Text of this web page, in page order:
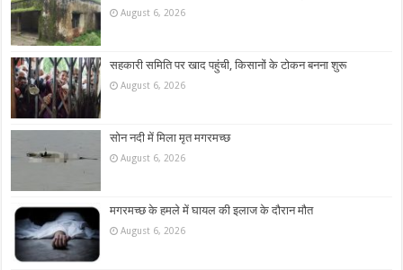
August 6, 2026
सहकारी समिति पर खाद पहुंची, किसानों के टोकन बनना शुरू
August 6, 2026
सोन नदी में मिला मृत मगरमच्छ
August 6, 2026
मगरमच्छ के हमले में घायल की इलाज के दौरान मौत
August 6, 2026